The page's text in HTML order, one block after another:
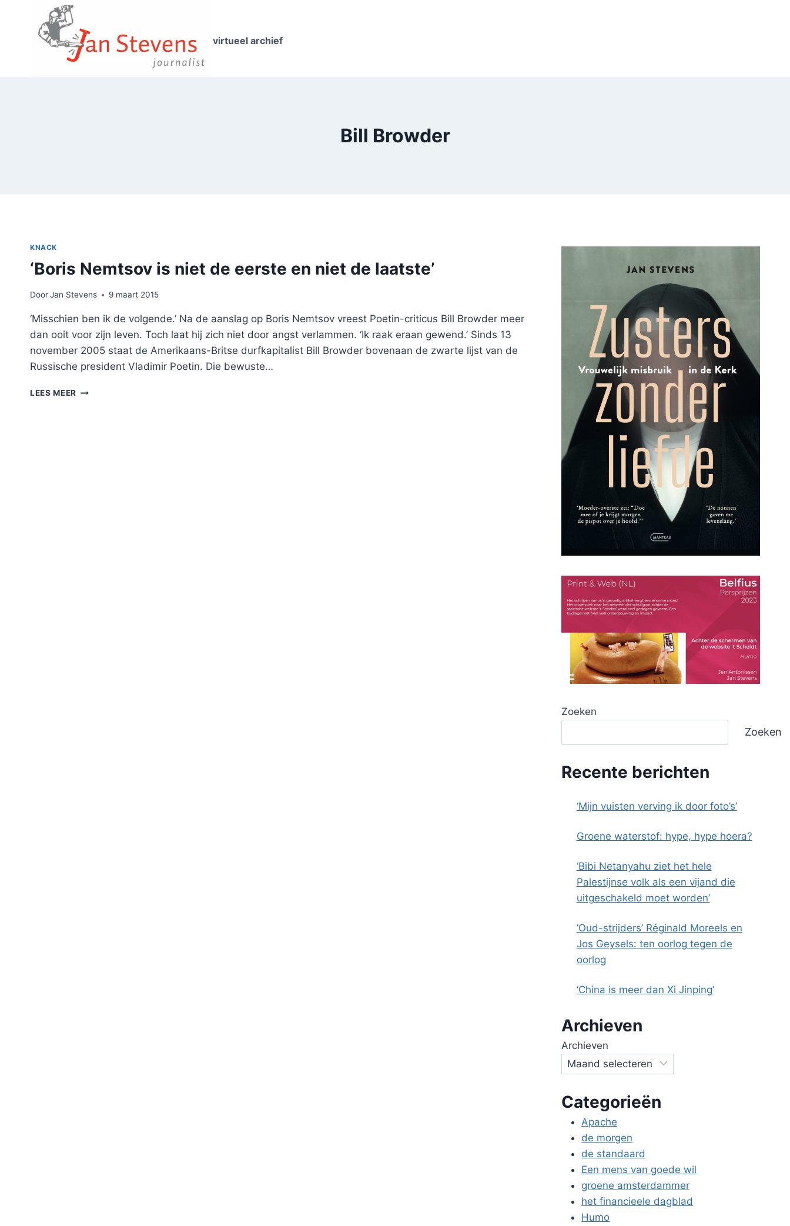
virtueel archief
Bill Browder
KNACK
‘Boris Nemtsov is niet de eerste en niet de laatste’
DoorJan Stevens 9 maart 2015
‘Misschien ben ik de volgende.’ Na de aanslag op Boris Nemtsov vreest Poetin-criticus Bill Browder meer
dan ooit voor zijn leven. Toch laat hij zich niet door angst verlammen. ‘Ik raak eraan gewend.’ Sinds 13
november 2005 staat de Amerikaans-Britse durfkapitalist Bill Browder bovenaan de zwarte lijst van de
Russische president Vladimir Poetin. Die bewuste…
LEES MEER ‘BORIS
Zoeken
Zoeken
Recente berichten
‘Mijn vuisten verving ik door foto’s’
Groene waterstof: hype, hype hoera?
‘Bibi Netanyahu ziet het hele
Palestijnse volk als een vijand die
uitgeschakeld moet worden’
‘Oud-strijders’ Réginald Moreels en
Jos Geysels: ten oorlog tegen de
oorlog
‘China is meer dan Xi Jinping’
Archieven
Archieven
Categorieën
Apache
de morgen
de standaard
Een mens van goede wil
groene amsterdammer
het financieele dagblad
Humo